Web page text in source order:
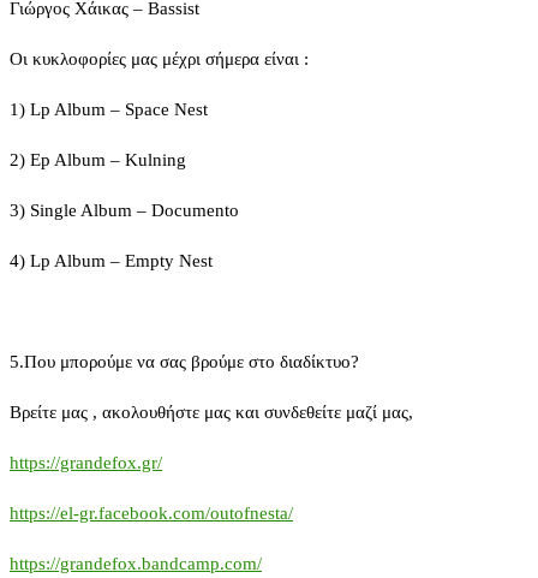
Γιώργος Χάικας – Bassist
Οι κυκλοφορίες μας μέχρι σήμερα είναι :
1) Lp Album – Space Nest
2) Ep Album – Kulning
3) Single Album – Documento
4) Lp Album – Empty Nest
5.Που μπορούμε να σας βρούμε στο διαδίκτυο?
Βρείτε μας , ακολουθήστε μας και συνδεθείτε μαζί μας,
https://grandefox.gr/
https://el-gr.facebook.com/outofnesta/
https://grandefox.bandcamp.com/